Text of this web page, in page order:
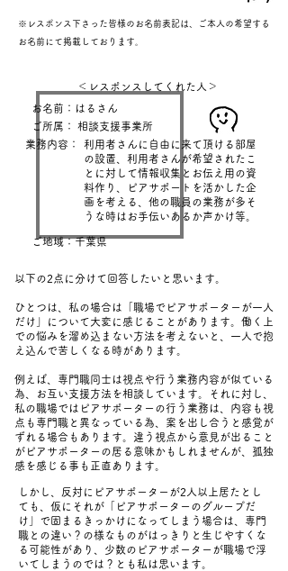
※レスポンス下さった皆様のお名前表記は、ご本人の希望する
お名前にて掲載しております 。
＜レスポンスしてくれた人＞
お名前：はるさん
ご所属：
​相談支援事業所
利用者さんに自由に来て頂ける部屋
の設置、利用者さんが希望されたこ
とに対して情報収集とお伝え用の資
料作り、ピアサポートを活かした企
画を考える、他の職員の業務が多そ
うな時はお手伝いあるか声かけ等。
業務内容：
ご地域：千葉県
​以下の2点に分けて回答したいと思います。
ひとつは、私の場合は「職場でピアサポーターが一人
だけ」について大変に感じることがあります。働く上
での悩みを溜め込まない方法を考えないと、一人で抱
え込んで苦しくなる時があります。
例えば、専門職同士は視点や行う業務内容が似ている
為、お互い支援方法を相談しています。それに対し、
私の職場ではピアサポーターの行う業務は、内容も視
点も専門職と異なっている為、案を出し合うと感覚が
ずれる場合もあります。違う視点から意見が出ること
がピアサポーターの居る意味かもしれませんが、孤独
感を感じる事も正直あります。
しかし、反対にピアサポーターが2人以上居たとし
ても、仮にそれが「ピアサポーターのグループだ
け」で固まるきっかけになってしまう場合は、専門
職との違い？の様なものがはっきりと生じやすくな
る可能性があり、少数のピアサポーターが職場で浮
いてしまうのでは？とも私は思います。